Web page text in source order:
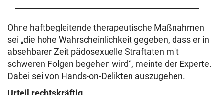
Ohne haftbegleitende therapeutische Maßnahmen
sei „die hohe Wahrscheinlichkeit gegeben, dass er in
absehbarer Zeit pädosexuelle Straftaten mit
schweren Folgen begehen wird“, meinte der Experte.
Dabei sei von Hands-on-Delikten auszugehen.
Urteil rechtskräftig